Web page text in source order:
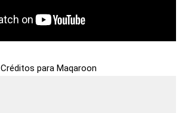
Créditos para Maqaroon